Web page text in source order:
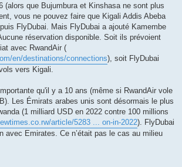
(alors que Bujumbura et Kinshasa ne sont plus
vous ne pouvez faire que Kigali Addis Abeba
FlyDubai. Mais FlyDubai a ajouté Kamembe
réservation disponible. Soit ils prévoient
avec RwandAir (
en/destinations/connections), soit FlyDubai
vers Kigali.
qu'il y a 10 ans (même si RwandAir vole
Les Émirats arabes unis sont désormais le plus
(1 milliard USD en 2022 contre 100 millions
article/5283 ... on-in-2022). FlyDubai
avec Emirates. Ce n’était pas le cas au milieu